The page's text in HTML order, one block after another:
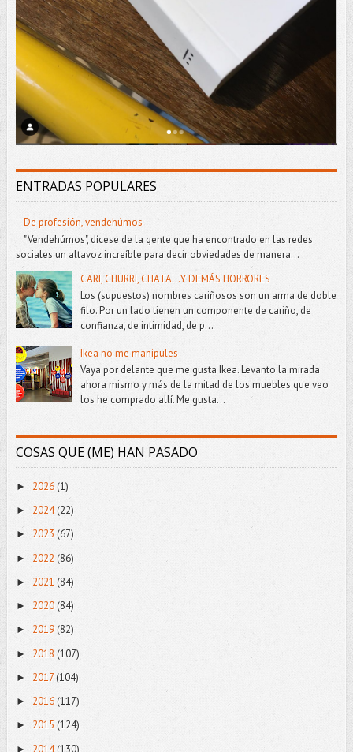
ENTRADAS POPULARES
De profesión, vendehúmos
"Vendehúmos", dícese de la gente que ha encontrado en las redes
sociales un altavoz increíble para decir obviedades de manera...
CARI, CHURRI, CHATA...Y DEMÁS HORRORES
Los (supuestos) nombres cariñosos son un arma de doble
filo. Por un lado tienen un componente de cariño, de
confianza, de intimidad, de p...
Ikea no me manipules
Vaya por delante que me gusta Ikea. Levanto la mirada
ahora mismo y más de la mitad de los muebles que veo
los he comprado allí. Me gusta...
COSAS QUE (ME) HAN PASADO
► 2026 (1)
► 2024(22)
► 2023 (67)
► 2022 (86)
► 2021 (84)
► 2020(84)
► 2019(82)
► 2018 (107)
► 2017(104)
► 2016(117)
► 2015 (124)
► 2014(130)